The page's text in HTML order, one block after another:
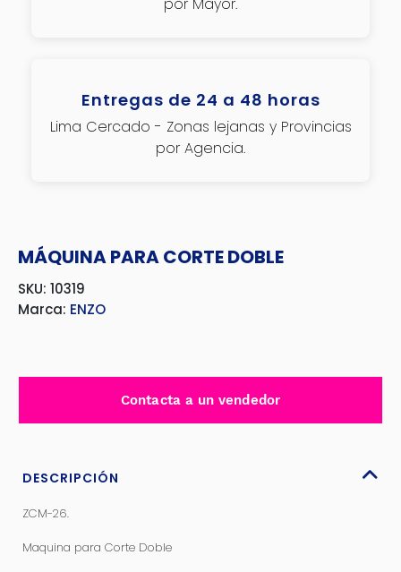
Entregas de 24 a 48 horas
Lima Cercado - Zonas lejanas y Provincias
por Agencia.
MÁQUINA PARA CORTE DOBLE
SKU: 10319
Marca: ENZO
Contacta a un vendedor
DESCRIPCIÓN
ZCM-26.
Maquina para Corte Doble